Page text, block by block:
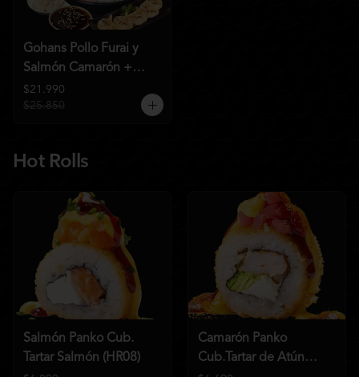
Gohans Pollo Furai y
Salmón Camarón +
2QC
$21.990
$25.850
Hot Rolls
Salmón Panko Cub.
Tartar Salmón (HR08)
Camarón Panko
Cub.Tartar de Atún